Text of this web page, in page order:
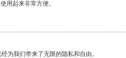
用起来非常方便。
为我们带来了无限的隐私和自由。